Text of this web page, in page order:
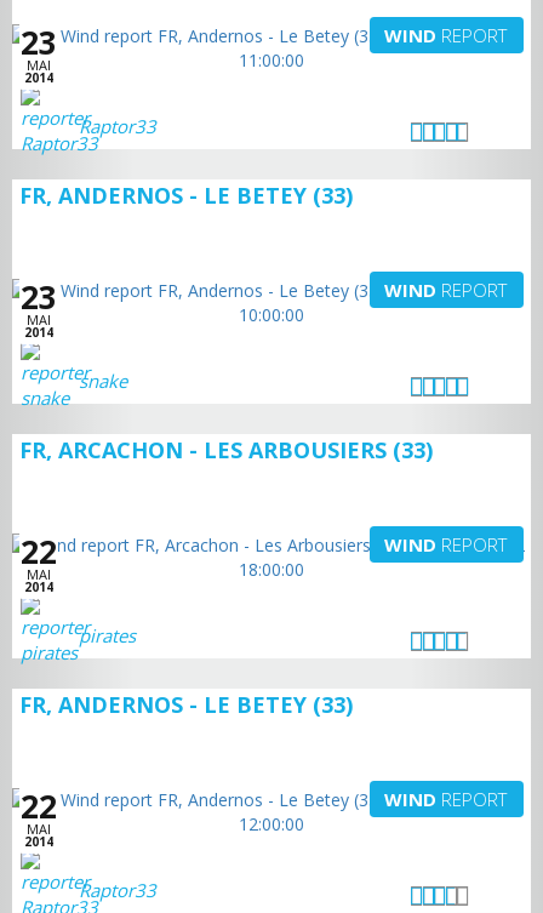
23
MAI
2014
WIND REPORT
Raptor33
FR, ANDERNOS - LE BETEY (33)
23
MAI
2014
WIND REPORT
snake
FR, ARCACHON - LES ARBOUSIERS (33)
22
MAI
2014
WIND REPORT
pirates
FR, ANDERNOS - LE BETEY (33)
22
MAI
2014
WIND REPORT
Raptor33